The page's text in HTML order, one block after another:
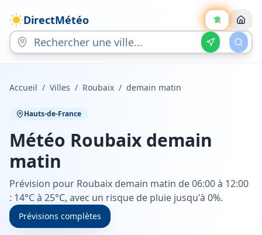
DirectMétéo
Accueil / Villes / Roubaix / demain matin
Hauts-de-France
Météo Roubaix demain
matin
Prévision pour Roubaix demain matin de 06:00 à 12:00
: 14°C à 25°C, avec un risque de pluie jusqu'à 0%.
Prévisions complètes